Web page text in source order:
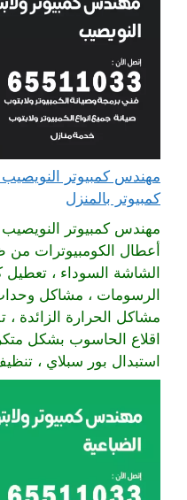
كمبيوتر بالمنزل
مهندس كمبيوتر
أعطال الكومبيوترات من
الشاشة السوداء ،
الرسومات ، مشاكل وحدات
مشاكل الحرارة الزائدة
اقلاع الحاسوب بشكل
استبدال بور سبلاي ،